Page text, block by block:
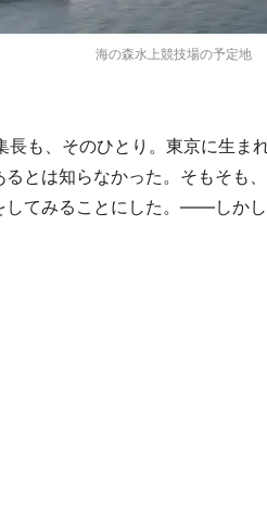
海の森水上競技場の予定地
長も、そのひとり。東京に生ま
るとは知らなかった。そもそも
してみることにした。――しか